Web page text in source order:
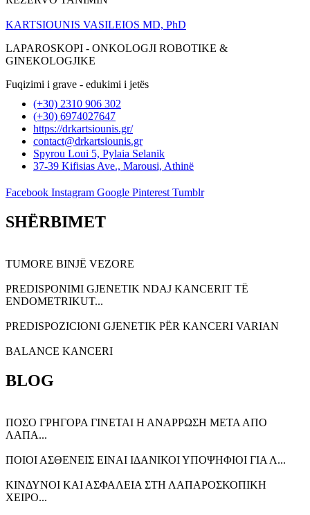
KARTSIOUNIS VASILEIOS MD, PhD
LAPAROSKOPI - ONKOLOGJI ROBOTIKE &
GINEKOLOGJIKE
Fuqizimi i grave - edukimi i jetës
(+30) 2310 906 302
(+30) 6974027647
https://drkartsiounis.gr/
contact@drkartsiounis.gr
Spyrou Loui 5, Pylaia Selanik
37-39 Kifisias Ave., Marousi, Athinë
Facebook Instagram Google Pinterest Tumblr
SHËRBIMET
TUMORE BINJË VEZORE
PREDISPONIMI GJENETIK NDAJ KANCERIT TË
ENDOMETRIKUT...
PREDISPOZICIONI GJENETIK PËR KANCERI VARIAN
BALANCE KANCERI
BLOG
ΠΟΣΟ ΓΡΗΓΟΡΑ ΓΙΝΕΤΑΙ Η ΑΝΑΡΡΩΣΗ ΜΕΤΑ ΑΠΟ
ΛΑΠΑ...
ΠΟΙΟΙ ΑΣΘΕΝΕΙΣ ΕΙΝΑΙ ΙΔΑΝΙΚΟΙ ΥΠΟΨΗΦΙΟΙ ΓΙΑ Λ...
ΚΙΝΔΥΝΟΙ ΚΑΙ ΑΣΦΑΛΕΙΑ ΣΤΗ ΛΑΠΑΡΟΣΚΟΠΙΚΗ
ΧΕΙΡΟ...